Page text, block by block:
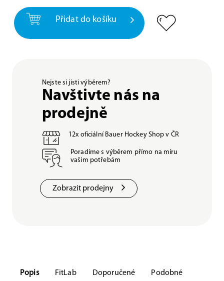
Přidat do košíku
Nejste si jisti výběrem?
Navštivte nás na
prodejně
12x oficiální Bauer Hockey Shop v ČR
Poradíme s výběrem přímo na míru
vašim potřebám
Zobrazit prodejny
Popis FitLab Doporučené Podobné